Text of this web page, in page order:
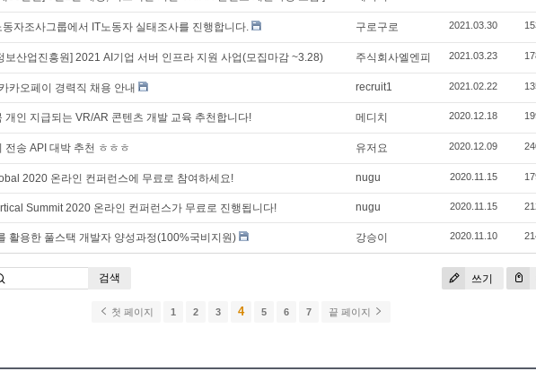
동자조사그룹에서 IT노동자 실태조사를 진행합니다. 구로구로 2021.03.30
보산업진흥원] 2021 AI기업 서버 인프라 지원 사업(모집마감 ~3.28) 주식회사엘엔피 2021.03.23
카오페이 경력직 채용 안내 recruit1 2021.02.22
개인 지급되는 VR/AR 콘텐츠 개발 교육 추천합니다! 메디치 2020.12.18
전송 API 대박 추천 ㅎㅎㅎ 유저요 2020.12.09
2020 온라인 컨퍼런스에 무료로 참여하세요! nugu 2020.11.15
Summit 2020 온라인 컨퍼런스가 무료로 진행됩니다! nugu 2020.11.15
활용한 풀스택 개발자 양성과정(100%국비지원) 강승이 2020.11.10
쓰기
검색
첫 페이지 1 2 3 4 5 6 7 끝 페이지